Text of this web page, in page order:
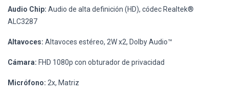
Audio Chip: Audio de alta definición (HD), códec Realtek®
ALC3287
Altavoces: Altavoces estéreo, 2W x2, Dolby Audio™
Cámara: FHD 1080p con obturador de privacidad
Micrófono: 2x, Matriz